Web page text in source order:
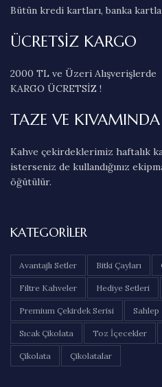
Bütün kredi kartları, banka
ÜCRETSİZ KARGO
2000 TL ve Üzeri Alışverişlerde
KARGO ÜCRETSİZ !
TAZE VE KIVAMINDA
Kahve çekirdeklerimiz haftalık
isterseniz de kullandığınız
öğütülür.
KATEGORILER
Avantajlı Setler Bitki Çayları
Filtre Kahveler Hediye Setleri
Premium Çekirdek Serisi Sahlep
Sıcak Çikolata Toz İçecekler
Çikolata Çikolatalar